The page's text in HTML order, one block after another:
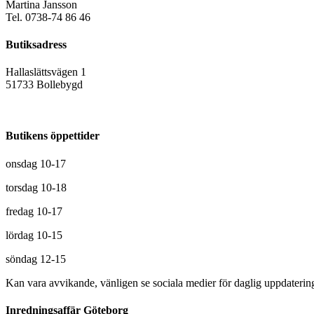
Martina Jansson
Tel. 0738-74 86 46
Butiksadress
Hallaslättsvägen 1
51733 Bollebygd
Butikens öppettider
onsdag 10-17
torsdag 10-18
fredag 10-17
lördag 10-15
söndag 12-15
Kan vara avvikande, vänligen se sociala medier för daglig
Inredningsaffär Göteborg